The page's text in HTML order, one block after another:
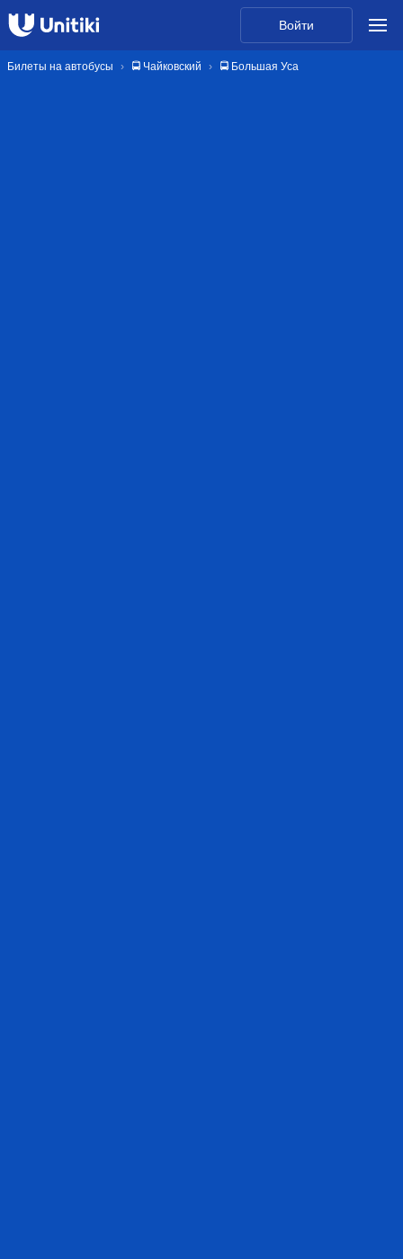
Войти
Билеты на автобусы 🚍 Чайковский 🚍 Большая Уса